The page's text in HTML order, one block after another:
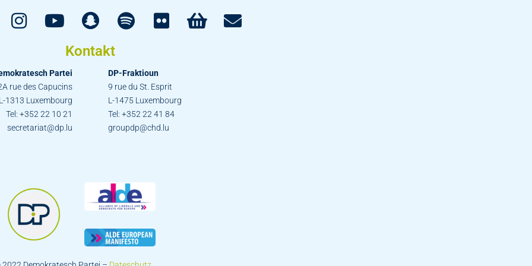
Kontakt
Partei
rue des Capucins
1313 Luxembourg
Tel: +352 22 10 21
secretariat@dp.lu
DP-Fraktioun
9 rue du St. Esprit
L-1475 Luxembourg
Tel: +352 22 41 84
groupdp@chd.lu